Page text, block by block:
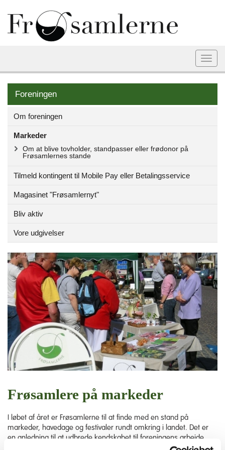
Foreningen
Om foreningen
Markeder
Om at blive tovholder, standpasser eller frødonor på
Frøsamlernes stande
Tilmeld kontingent til Mobile Pay eller Betalingsservice
Magasinet "Frøsamlernyt"
Bliv aktiv
Vore udgivelser
Frøsamlere på markeder
I løbet af året er Frøsamlerne til at finde med en stand på
markeder, havedage og festivaler rundt omkring i landet. Det er
en anledning til at udbrede kendskabet til foreningens arbejde,
dele interessen og sælge frø, avlet af medlemmerne.